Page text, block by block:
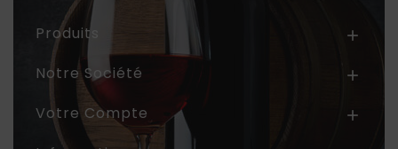
Produits 
Notre Société 
Votre Compte 